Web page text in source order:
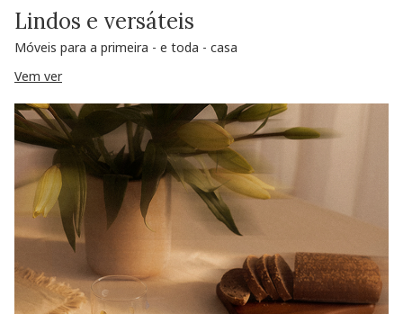
Lindos e versáteis
Móveis para a primeira - e toda - casa
Vem ver